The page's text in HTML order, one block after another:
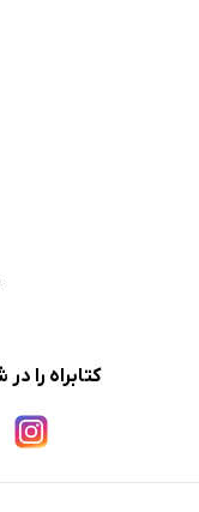
کتابراه را